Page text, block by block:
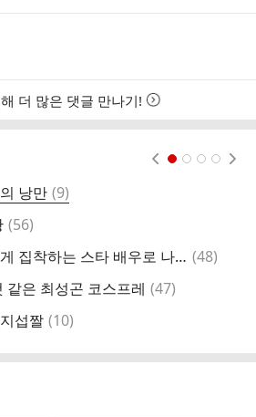
더 많은 댓글 만나기!
낭만 댓
글
(9)
댓
(56)
새 드라마에서 짝남에게 집착하는 스타 배우로 나오는 있지 유나 댓
(48)
같은 최성곤 코스프레 댓
(47)
섭짤 댓
(10)